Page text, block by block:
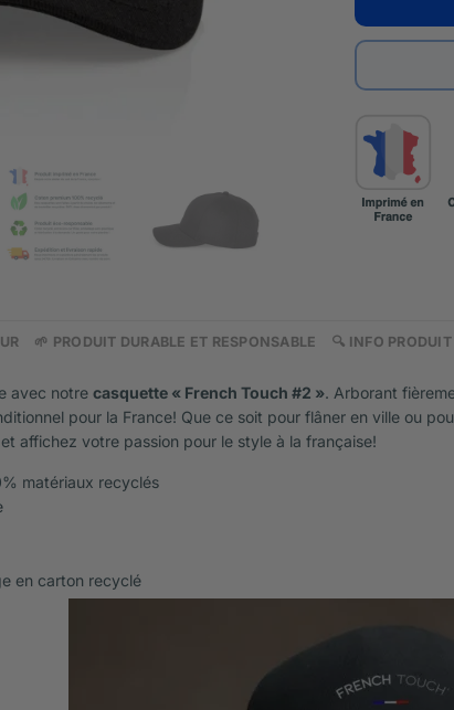
🌱 PRODUIT DURABLE ET RESPONSABLE 🔍 INFO PRODUIT
avec notre casquette « French Touch #2 ». Arborant
pour la France! Que ce soit pour flâner en ville ou
affichez votre passion pour le style à la française!
matériaux recyclés
en carton recyclé